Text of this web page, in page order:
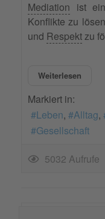
Mediation ist
Konflikte zu
und Respektzu
Weiterlesen
Markiert in:
Leben
Alltag
Gesellschaft
5032 Aufrufe